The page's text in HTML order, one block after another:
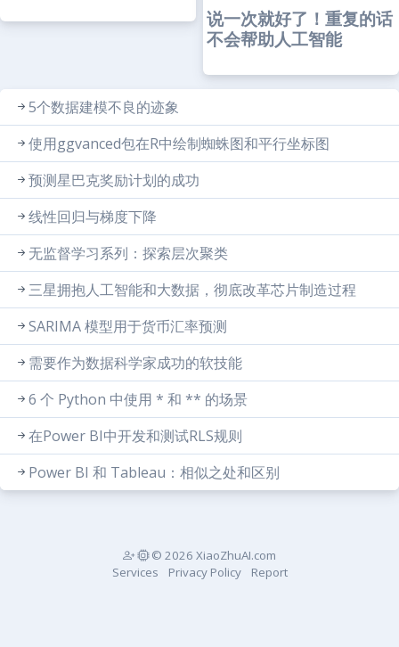
说一次就好了！重复的话
不会帮助人工智能
5个数据建模不良的迹象
使用ggvanced包在R中绘制蜘蛛图和平行坐标图
预测星巴克奖励计划的成功
线性回归与梯度下降
无监督学习系列：探索层次聚类
三星拥抱人工智能和大数据，彻底改革芯片制造过程
SARIMA 模型用于货币汇率预测
需要作为数据科学家成功的软技能
6 个 Python 中使用 * 和 ** 的场景
在Power BI中开发和测试RLS规则
Power BI 和 Tableau：相似之处和区别
© 2026 XiaoZhuAI.com
Services
Privacy Policy Report